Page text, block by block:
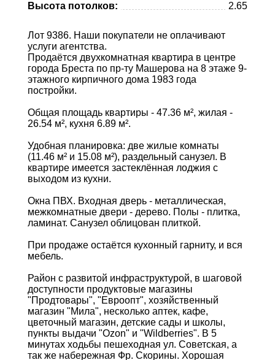
Высота потолков:
2.65
Лот 9386. Наши покупатели не оплачивают
услуги агентства.
Продаётся двухкомнатная квартира в центре
города Бреста по пр-ту Машерова на 8 этаже 9-
этажного кирпичного дома 1983 года
постройки.
Общая площадь квартиры - 47.36 м², жилая -
26.54 м², кухня 6.89 м².
Удобная планировка: две жилые комнаты
(11.46 м² и 15.08 м²), раздельный санузел. В
квартире имеется застеклённая лоджия с
выходом из кухни.
Окна ПВХ. Входная дверь - металлическая,
межкомнатные двери - дерево. Полы - плитка,
ламинат. Санузел облицован плиткой.
При продаже остаётся кухонный гарниту, и вся
мебель.
Район с развитой инфраструктурой, в шаговой
доступности продуктовые магазины
"Продтовары", "Евроопт", хозяйственный
магазин "Мила", несколько аптек, кафе,
цветочный магазин, детские сады и школы,
пункты выдачи "Ozon" и "Wildberries". В 5
минутах ходьбы пешеходная ул. Советская, а
так же набережная Фр. Скорины. Хорошая